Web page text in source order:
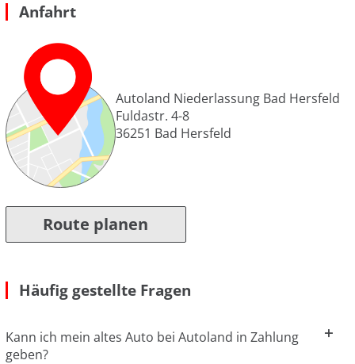
Anfahrt
Autoland Niederlassung Bad Hersfeld
Fuldastr. 4-8
36251 Bad Hersfeld
Route planen
Häufig gestellte Fragen
Kann ich mein altes Auto bei Autoland in Zahlung
geben?